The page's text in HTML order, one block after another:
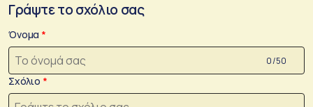
Γράψτε το σχόλιο σας
Όνομα
0 /50
Σχόλιο